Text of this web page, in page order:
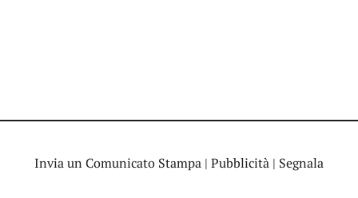
Invia un Comunicato Stampa | Pubblicità | Segnala